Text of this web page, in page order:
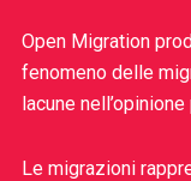
Open Migration
fenomeno delle
lacune
Le migrazioni